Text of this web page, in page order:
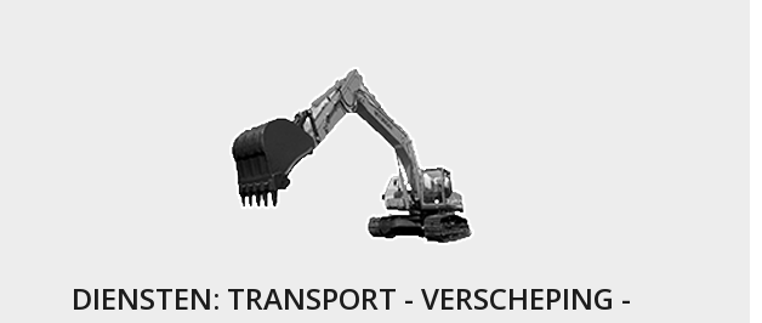
DIENSTEN: TRANSPORT - VERSCHEPING -